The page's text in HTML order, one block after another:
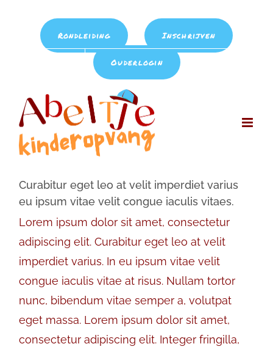
Rondleiding Inschrijven
Ouderlogin
Curabitur eget leo at velit imperdiet varius
eu ipsum vitae velit congue iaculis vitaes.
Lorem ipsum dolor sit amet, consectetur
adipiscing elit. Curabitur eget leo at velit
imperdiet varius. In eu ipsum vitae velit
congue iaculis vitae at risus. Nullam tortor
nunc, bibendum vitae semper a, volutpat
eget massa. Lorem ipsum dolor sit amet,
consectetur adipiscing elit. Integer fringilla,